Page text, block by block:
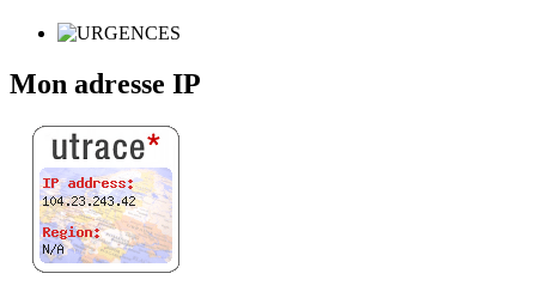
Mon adresse IP